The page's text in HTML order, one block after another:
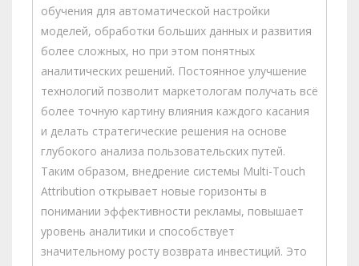
обучения для автоматической настройки
моделей, обработки больших данных и развития
более сложных, но при этом понятных
аналитических решений. Постоянное улучшение
технологий позволит маркетологам получать всё
более точную картину влияния каждого касания
и делать стратегические решения на основе
глубокого анализа пользовательских путей.
Таким образом, внедрение системы Multi-Touch
Attribution открывает новые горизонты в
понимании эффективности рекламы, повышает
уровень аналитики и способствует
значительному росту возврата инвестиций. Это